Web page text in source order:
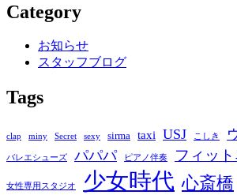
Category
お知らせ
スタッフブログ
Tags
clap miny Secret sexy sirma taxi USJ こしき
バレエシューズ パパパ ピアノ伴奏 フィッ
女性専用スタジオ 少女時代 心斎橋